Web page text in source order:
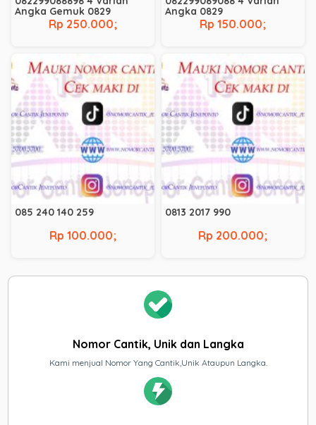
Angka Gemuk 0829
Rp 250.000;
Angka 0829
Rp 150.000;
085 240 140 259
Rp 100.000;
0813 2017 990
Rp 200.000;
Nomor Cantik, Unik dan Langka
Kami menjual Nomor Yang Cantik,Unik Ataupun Langka.